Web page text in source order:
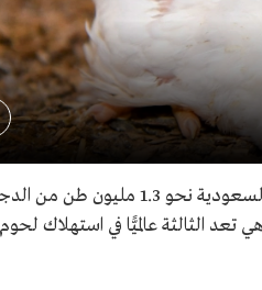
سنويًا، ووصلت نسبة الاكتفاء الذاتي في إنتاجها للدجاج اللاحم إلى 68% في 2023م، وهي تعد الثالثة